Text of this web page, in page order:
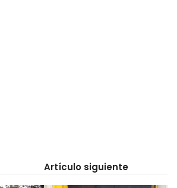
Artículo siguiente